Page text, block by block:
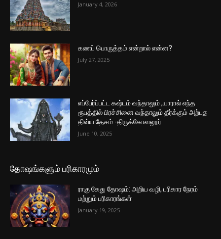
January 4, 2026
கணப் பொருத்தம் என்றால் என்ன?
July 27, 2025
எப்பேர்ப்பட்ட கஷ்டம் வந்தாலும் ,யாரால் எந்த
ரூபத்தில் பிரச்சினை வந்தாலும் தீர்க்கும் அற்புத
திவ்ய தேசம் -திருக்கோவலூர்
June 10, 2025
தோஷங்களும் பரிகாரமும்
ராகு கேது தோஷம்: அறிய வழி, பரிகார நேரம்
மற்றும் பரிகாரங்கள்
January 19, 2025